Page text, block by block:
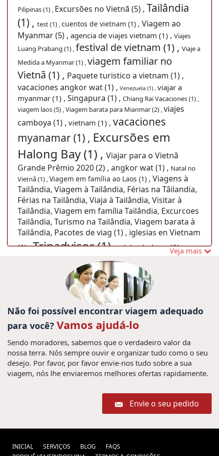
Pilipinas (1) , Excursões no Vietnã (5) , Tailândia
(1) , test (1) ,cuentos de vietnam (1) , Viagem ao
Myanmar (5) , agencia de viajes vietnam (1) , Viajes
Luang Prabang (1) ,festival de vietnam (1) , Viaje a
Medida a Myanmar (1) ,viagem familiar no
Vietnã (1) , Paquete turistico a vietnam (1) ,
vacaciones angkor wat (1) , Venezuela (1) , viajar a
myanmar (1) , Singapura (1) , Chiang Rai Vacaciones (1) ,
viagem laos (5) ,Viagem barata para Mianmar (2) ,viajes
camboya (1) , vietnam (1) , vacaciones
myanamar (1) , Excursões em
Halong Bay (1) , Viajar para o Vietnã
Grande Prêmio 2020 (2) , angkor wat (1) , Natal no
Vietnã (1) ,Viagem em família ao Laos (1) , Viagens à
Tailândia, Viagem à Tailândia, Férias na Tâilandia,
Férias na Tailândia, Viaja à Tailândia, Visitar à
Tailândia, Viagem em família Tailândia, Excurcoes
Tailândia, Turismo na Tailândia, Viagem barata à
Tailândia, Pacotes de viag (1) , iglesias en Vietnam
(1) ,Tripadvisor (1) ,viajes halong (1) ,
Pacote de viagem no Vietnã (1) ,
bagan (1) ,Guide de Vietnam, La playa Mui Ne,
Mui Ne guide, vacaciones Vietnam, Viajes Mui Ne
visa de Vietnam (1) ,viajes a hanoi (1) ,
viajes laos (1) ,Thien Mu Pagode (1) ,Sai Gon (1) ,
Laos Tours (1) ,visitar vietname (1) ,
Excursões em Vietnã (28) ,La Fórmula
Uno de Vietnam (1) ,Viaje en familia
a Tailandia (1) ,viagem no Hoian (1) ,
viajes privados
Vietnam travel
guide (1) ,Vacaciones a Vietnam (1) ,
(1) ,Pacote de viagem ao Laos (2) ,
Veja mais
Não foi possível encontrar viagem adequado
para você? Vamos ajudá-lo
Sendo moradores, sabemos que o verdadeiro valor da
nossa terra. Nós sempre ouvir e organizar tudo como o seu
desejo. Por favor, por favor envie-nos tudo sobre a sua
viagem, nós lhe enviaremos melhores ofertas rapidamente.
Envie o seu pedido
INICIAL SERVIÇOS BLOG
FAQS